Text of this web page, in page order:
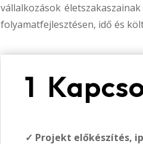
vállalkozások
folyamatfejlesztésen, idő és
1
✓ Projekt előkészítés,